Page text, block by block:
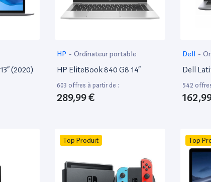
(2020)
HP - Ordinateur portable
HP EliteBook 840 G8 14”
603 offres à partir de :
289,99 €
Dell -
Dell
542
Top Produit Top